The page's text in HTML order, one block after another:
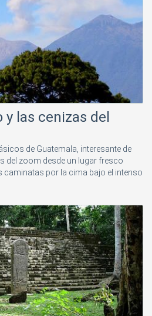
las cenizas del
de Guatemala, interesante de
del zoom desde un lugar fresco
caminatas por la cima bajo el intenso